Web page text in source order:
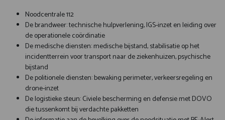
Noodcentrale 112
De brandweer: technische hulpverlening, IGS-inzet en leiding over
de operationele coördinatie
De medische diensten: medische bijstand, stabilisatie op het
incidentterrein voor transport naar de ziekenhuizen, psychische
bijstand
De politionele diensten: bewaking perimeter, verkeersregeling en
drone-inzet
De logistieke steun: Civiele bescherming en defensie met DOVO
die tussenkomt bij verdachte pakketten